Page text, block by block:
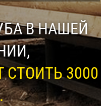
В НАШЕЙ
3000